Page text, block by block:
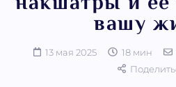
вашу
13 мая 2025 18 мин